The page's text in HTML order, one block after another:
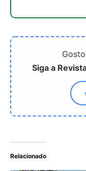
Siga a
Relacionado